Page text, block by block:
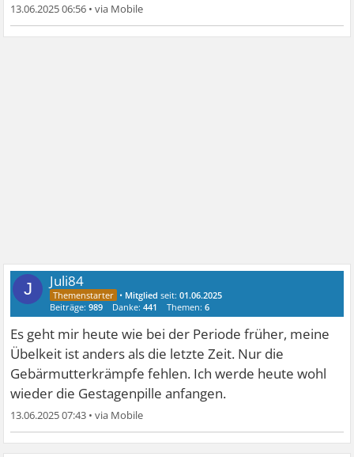
13.06.2025 06:56 •
J Juli84
• Mitglied seit:01.06.2025
Beiträge:989 Danke:441 Themen:6
Es geht mir heute wie bei der Periode früher, meine
Übelkeit ist anders als die letzte Zeit. Nur die
Gebärmutterkrämpfe fehlen. Ich werde heute wohl
wieder die Gestagenpille anfangen.
13.06.2025 07:43 •